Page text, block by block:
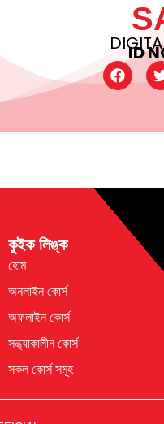
ID
কুইক লিঙ্ক
হোম
অনলাইন কোর্স
অফলাইন কোর্স
সন্ধ্যাকালীন কোর্স
সকল কোর্স সমূহ